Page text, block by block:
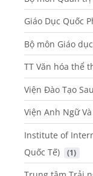
Giáo Dục Quốc
Bộ môn Giáo
TT Văn hóa thể
Viện Đào Tạo
Viện Anh Ngữ
Institute of
Quốc Tế)
(1)